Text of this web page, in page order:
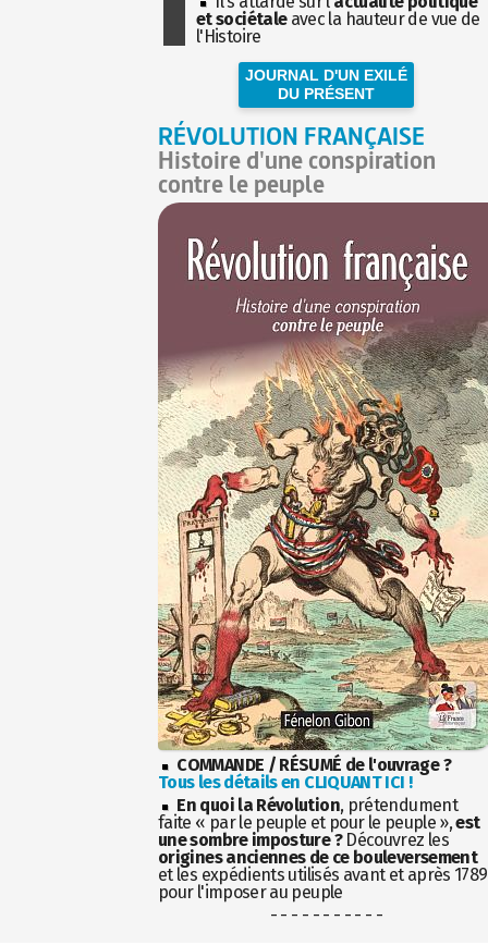
et sociétaleavec la hauteur de vue de
l'Histoire
JOURNAL D'UN EXILÉ
DU PRÉSENT
RÉVOLUTION FRANÇAISE
Histoire d'une conspiration
contre le peuple
COMMANDE / RÉSUMÉ de l'ouvrage ?
Tous les détails en CLIQUANT ICI !
En quoi la Révolution, prétendument
faite « par le peuple et pour le peuple »,est
une sombre imposture ?Découvrez les
origines anciennes de ce bouleversement
et les expédients utilisés avant et après 1789
pour l'imposer au peuple
- - - - - - - - - - -